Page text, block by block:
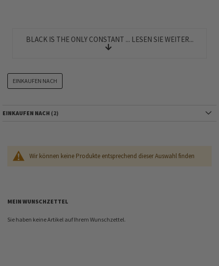
BLACK IS THE ONLY CONSTANT ... LESEN SIE WEITER...
Wir können keine Produkte entsprechend dieser Auswahl finden
EINKAUFEN NACH
EINKAUFEN NACH
MEIN WUNSCHZETTEL
Sie haben keine Artikel auf Ihrem Wunschzettel.